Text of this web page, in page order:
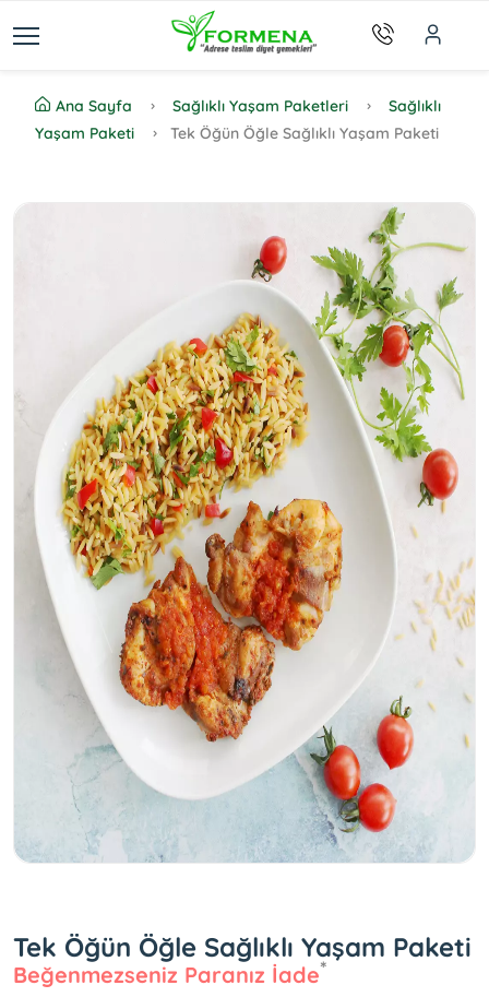
Ana Sayfa Sağlıklı Yaşam Paketleri
Sağlıklı
Yaşam Paketi
Tek Öğün Öğle Sağlıklı Yaşam Paketi
Tek Öğün Öğle Sağlıklı Yaşam Paketi
Beğenmezseniz Paranız İade